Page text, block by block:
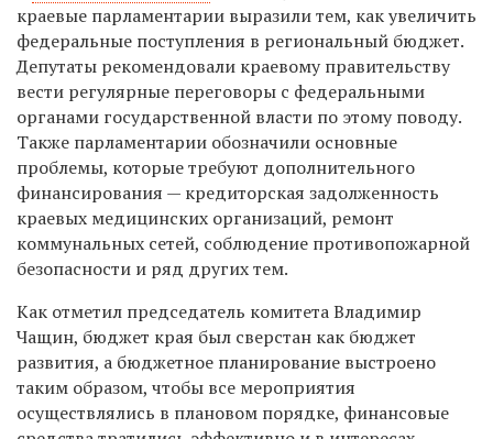
краевые парламентарии выразили тем, как увеличить
федеральные поступления в региональный бюджет.
Депутаты рекомендовали краевому правительству
вести регулярные переговоры с федеральными
органами государственной власти по этому поводу.
Также парламентарии обозначили основные
проблемы, которые требуют дополнительного
финансирования — кредиторская задолженность
краевых медицинских организаций, ремонт
коммунальных сетей, соблюдение противопожарной
безопасности и ряд других тем.
Как отметил председатель комитета Владимир
Чащин, бюджет края был сверстан как бюджет
развития, а бюджетное планирование выстроено
таким образом, чтобы все мероприятия
осуществлялись в плановом порядке, финансовые